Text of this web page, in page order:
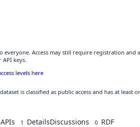
everyone. Access may still require registration and
keys.
levels here
is classified as public access and has at
1 DetailsDiscussions 0 RDF